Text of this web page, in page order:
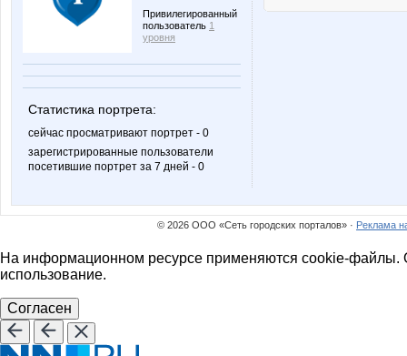
Привилегированный
пользователь 1
уровня
Статистика портрета:
сейчас просматривают портрет - 0
зарегистрированные пользователи
посетившие портрет за 7 дней - 0
© 2026 ООО «Сеть городских порталов» · Реклама
На информационном ресурсе применяются cookie-файлы.
использование.
Согласен